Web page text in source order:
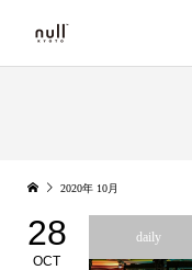
2020年 10月
28
OCT
daily